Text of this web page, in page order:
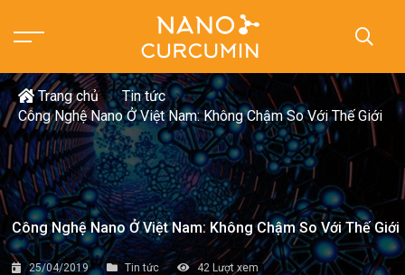
Trang chủ
Tin tức
Công Nghệ Nano Ở Việt Nam: Không Chậm So Với Thế Giới
Công Nghệ Nano Ở Việt Nam: Không Chậm So Với Thế Giới
25/04/2019 Tin tức 42 Lượt xem